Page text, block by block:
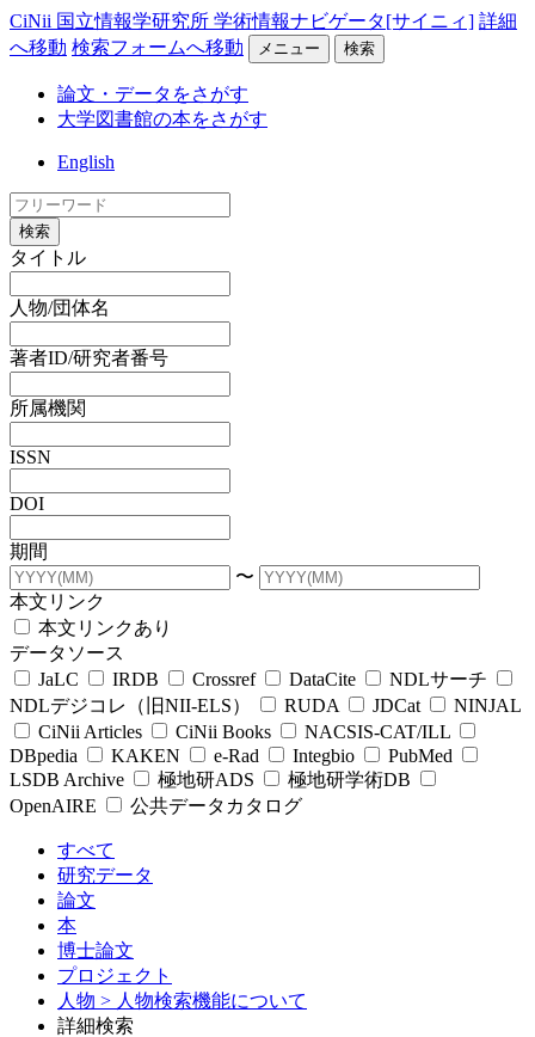
CiNii 国立情報学研究所 学術情報ナビゲータ[サイニィ] 詳細
へ移動 検索フォームへ移動 メニュー 検索
論文・データをさがす
大学図書館の本をさがす
English
検索
タイトル
人物/団体名
著者ID/研究者番号
所属機関
ISSN
DOI
期間
〜
本文リンク
本文リンクあり
データソース
JaLC
IRDB Crossref DataCite
NDLサーチ
NDLデジコレ（旧NII-ELS）
RUDA JDCat
NINJAL
CiNii Articles
CiNii Books
NACSIS-CAT/ILL
DBpedia
KAKEN e-Rad Integbio
PubMed
LSDB Archive
極地研ADS
極地研学術DB
OpenAIRE
公共データカタログ
すべて
研究データ
論文
本
博士論文
プロジェクト
人物 > 人物検索機能について
詳細検索